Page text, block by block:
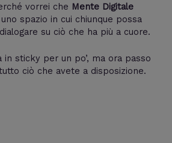
vorrei che Mente Digitale
spazio in cui chiunque possa
su ciò che ha più a cuore.
sticky per un po’, ma ora passo
ciò che avete a disposizione.